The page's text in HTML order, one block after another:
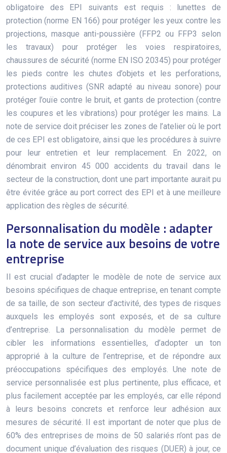
obligatoire des EPI suivants est requis : lunettes de
protection (norme EN 166) pour protéger les yeux contre les
projections, masque anti-poussière (FFP2 ou FFP3 selon
les travaux) pour protéger les voies respiratoires,
chaussures de sécurité (norme EN ISO 20345) pour protéger
les pieds contre les chutes d’objets et les perforations,
protections auditives (SNR adapté au niveau sonore) pour
protéger l’ouïe contre le bruit, et gants de protection (contre
les coupures et les vibrations) pour protéger les mains. La
note de service doit préciser les zones de l’atelier où le port
de ces EPI est obligatoire, ainsi que les procédures à suivre
pour leur entretien et leur remplacement. En 2022, on
dénombrait environ 45 000 accidents du travail dans le
secteur de la construction, dont une part importante aurait pu
être évitée grâce au port correct des EPI et à une meilleure
application des règles de sécurité.
Personnalisation du modèle : adapter
la note de service aux besoins de votre
entreprise
Il est crucial d’adapter le modèle de note de service aux
besoins spécifiques de chaque entreprise, en tenant compte
de sa taille, de son secteur d’activité, des types de risques
auxquels les employés sont exposés, et de sa culture
d’entreprise. La personnalisation du modèle permet de
cibler les informations essentielles, d’adopter un ton
approprié à la culture de l’entreprise, et de répondre aux
préoccupations spécifiques des employés. Une note de
service personnalisée est plus pertinente, plus efficace, et
plus facilement acceptée par les employés, car elle répond
à leurs besoins concrets et renforce leur adhésion aux
mesures de sécurité. Il est important de noter que plus de
60% des entreprises de moins de 50 salariés n’ont pas de
document unique d’évaluation des risques (DUER) à jour, ce